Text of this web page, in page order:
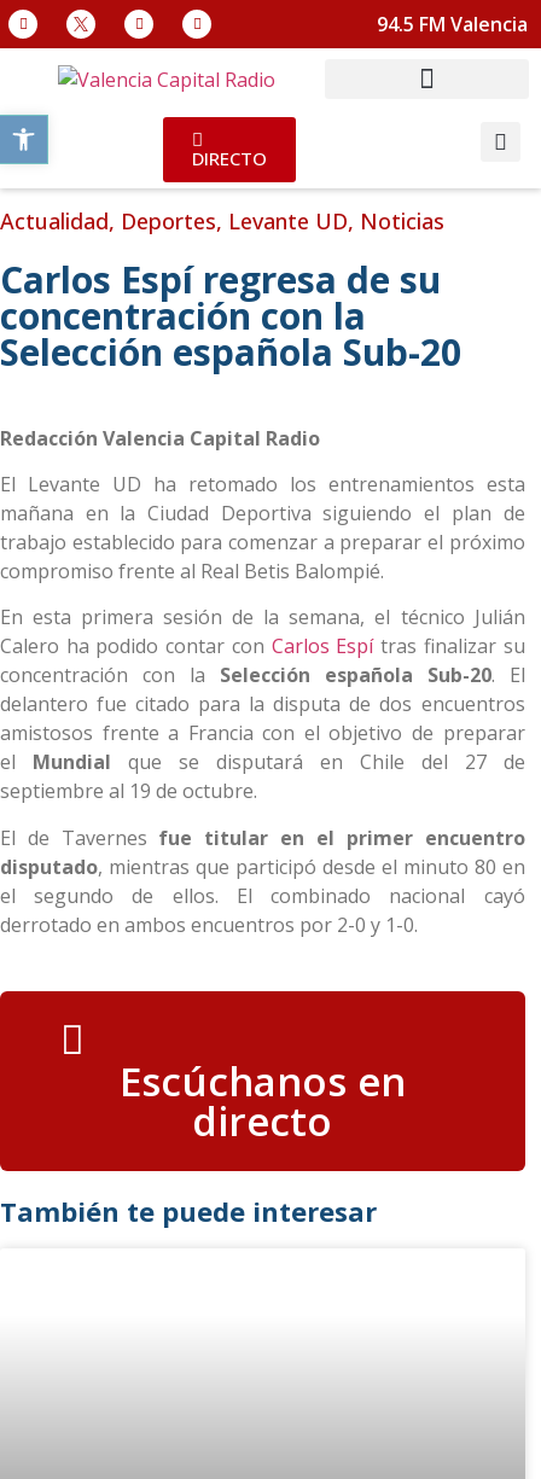
94.5 FM Valencia
DIRECTO
Actualidad, Deportes, Levante UD, Noticias
Carlos Espí regresa de su
concentración con la
Selección española Sub-20
Redacción Valencia Capital Radio
El Levante UD ha retomado los entrenamientos esta
mañana en la Ciudad Deportiva siguiendo el plan de
trabajo establecido para comenzar a preparar el próximo
compromiso frente al Real Betis Balompié.
En esta primera sesión de la semana, el técnico Julián
Calero ha podido contar con Carlos Espítras finalizar su
concentración con la Selección española Sub-20. El
delantero fue citado para la disputa de dos encuentros
amistosos frente a Francia con el objetivo de preparar
el Mundial que se disputará en Chile del 27 de
septiembre al 19 de octubre.
El de Tavernes fue titular en el primer encuentro
disputado, mientras que participó desde el minuto 80 en
el segundo de ellos. El combinado nacional cayó
derrotado en ambos encuentros por 2-0 y 1-0.
Escúchanos en
directo
También te puede interesar
Abrir barra de herramientas